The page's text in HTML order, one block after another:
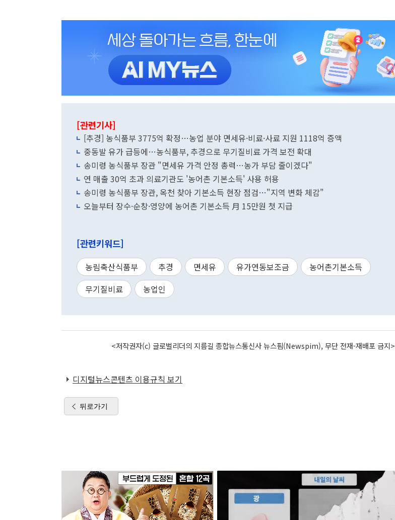
[관련기사]
[추경] 농식품부 3775억 확정…농업 분야 면세유·비료·사료 지원 1118억 증액
중동발 유가 급등에…농식품부, 추경으로 무기질비료 가격 보전 확대
송미령 농식품부 장관 "면세유 가격 안정 총력…농가 부담 줄이겠다"
연 매출 30억 초과 의료기관도 '농어촌 기본소득' 사용 허용
송미령 농식품부 장관, 옥천 찾아 기본소득 현장 점검…"지역 변화 체감"
오늘부터 장수·순창·영양에 농어촌 기본소득 月 15만원 첫 지급
[관련키워드]
농림축산식품부 추경 면세유 유가연동보조금
농어촌기본소득
무기질비료
농업인
<저작권자(c) 글로벌리더의 지름길 종합뉴스통신사 뉴스핌(Newspim), 무단 전재-재배포 금지>
디지털뉴스콘텐츠 이용규칙 보기
뒤로가기